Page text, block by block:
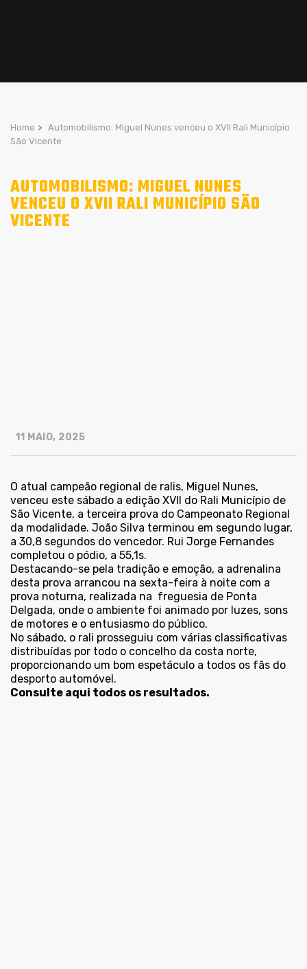
Home > Automobilismo: Miguel Nunes venceu o XVII Rali Município
São Vicente
AUTOMOBILISMO: MIGUEL NUNES
VENCEU O XVII RALI MUNICÍPIO SÃO
VICENTE
11 MAIO, 2025
O atual campeão regional de ralis, Miguel Nunes,
venceu este sábado a edição XVII do Rali Município de
São Vicente, a terceira prova do Campeonato Regional
da modalidade. João Silva terminou em segundo lugar,
a 30,8 segundos do vencedor. Rui Jorge Fernandes
completou o pódio, a 55,1s.
Destacando-se pela tradição e emoção, a adrenalina
desta prova arrancou na sexta-feira à noite com a
prova noturna, realizada na freguesia de Ponta
Delgada, onde o ambiente foi animado por luzes, sons
de motores e o entusiasmo do público.
No sábado, o rali prosseguiu com várias classificativas
distribuídas por todo o concelho da costa norte,
proporcionando um bom espetáculo a todos os fãs do
desporto automóvel.
Consulte aqui todos os resultados.